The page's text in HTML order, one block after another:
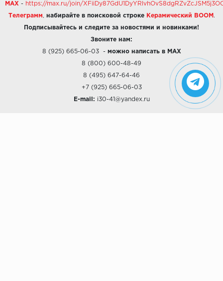
MAX - https://max.ru/join/
Телеграмм набирайте в поисковой строке Керамический BOOM .
Подписывайтесь и следите за новостями и новинками!
Звоните нам:
8 (925) 665-06-03- можно написать в MAX
8 (800) 600-48-49
8 (495) 647-64-46
+7 (925) 665-06-03
E-mail: i30-41@yandex.ru